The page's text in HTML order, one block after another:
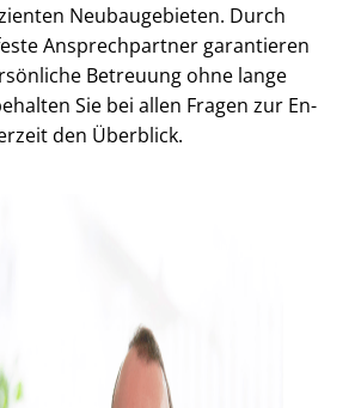
Neubaugebieten. Durch
Ansprechpartner garantieren
Betreuung ohne lange
Sie bei allen Fragen zur En­
den Überblick.